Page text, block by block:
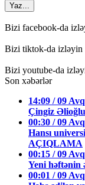
Yaz...
Bizi facebook-da
Bizi tiktok-da izləyin
Bizi youtube-da
Son xəbərlər
14:09 / 09
Çingiz
00:30 / 09
Hansı
AÇIQLAMA
00:15 / 09
Yeni həftənin
00:01 / 09